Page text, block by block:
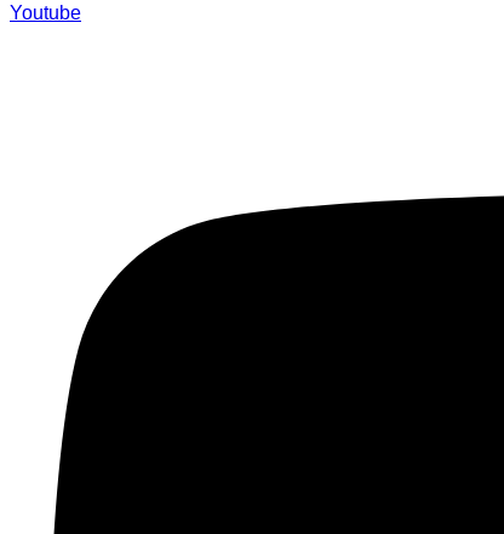
Youtube